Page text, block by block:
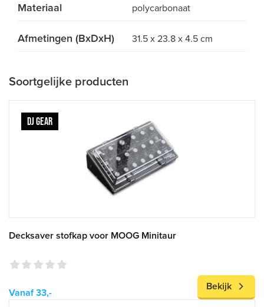
Materiaal polycarbonaat
Afmetingen (BxDxH) 31.5 x 23.8 x 4.5 cm
Soortgelijke producten
DJ GEAR
Decksaver stofkap voor MOOG Minitaur
Vanaf 33,-
Bekijk